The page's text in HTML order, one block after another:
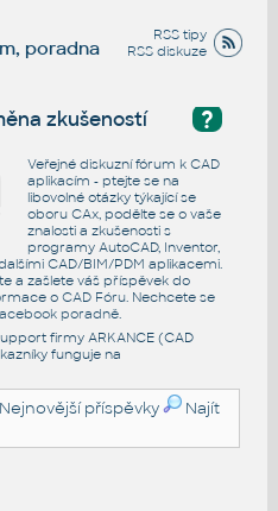
RSS tipy
RSS diskuze
poradna
?
zkušeností
Veřejné diskuzní fórum k CAD
aplikacím - ptejte se na
libovolné otázky týkající se
oboru CAx, podělte se o vaše
znalosti a zkušenosti s
programy AutoCAD, Inventor,
CAD/BIM/PDM aplikacemi.
a zašlete váš příspěvek do
o CAD Fóru. Nechcete se
poradně.
firmy ARKANCE (CAD
funguje na
Nejnovější příspěvky
Najít